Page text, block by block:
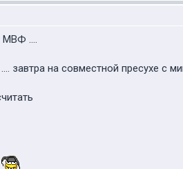
МВФ ....
завтра на совместной пресухе с